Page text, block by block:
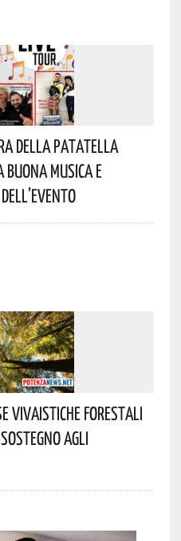
Della Patatella
Musica E
Vivaistiche Forestali
Agli